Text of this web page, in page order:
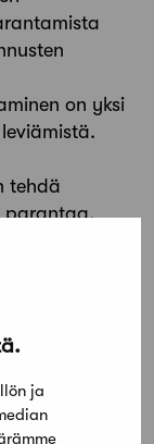
ja
on yksi
tehdä
parantaa.